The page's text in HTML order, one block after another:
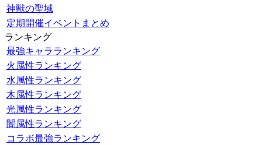
神獣の聖域
定期開催イベントまとめ
ランキング
最強キャラランキング
火属性ランキング
水属性ランキング
木属性ランキング
光属性ランキング
闇属性ランキング
コラボ最強ランキング